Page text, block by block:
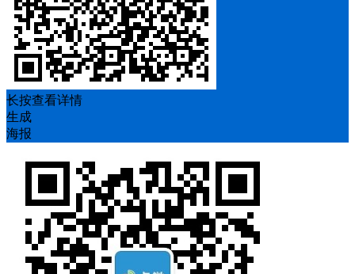
长按查看详情
生成
海报